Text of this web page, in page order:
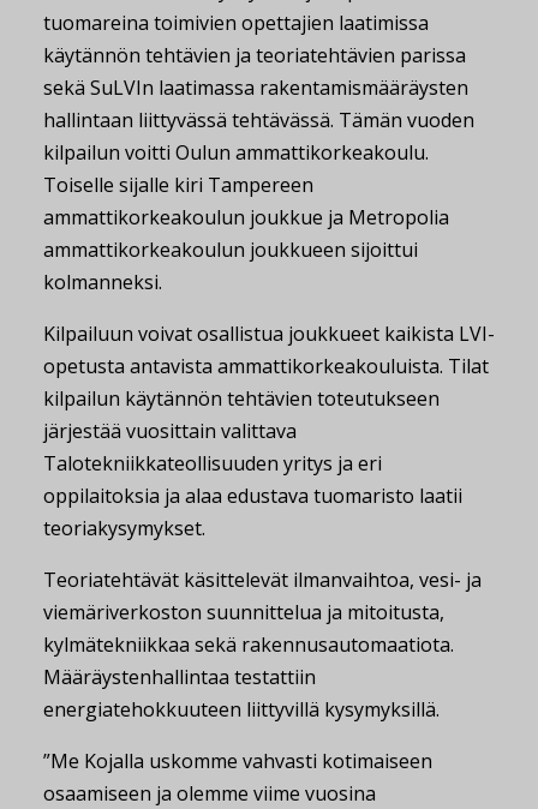
tuomareina toimivien opettajien laatimissa
käytännön tehtävien ja teoriatehtävien parissa
sekä SuLVIn laatimassa rakentamismääräysten
hallintaan liittyvässä tehtävässä. Tämän vuoden
kilpailun voitti Oulun ammattikorkeakoulu.
Toiselle sijalle kiri Tampereen
ammattikorkeakoulun joukkue ja Metropolia
ammattikorkeakoulun joukkueen sijoittui
kolmanneksi.
Kilpailuun voivat osallistua joukkueet kaikista LVI-
opetusta antavista ammattikorkeakouluista. Tilat
kilpailun käytännön tehtävien toteutukseen
järjestää vuosittain valittava
Talotekniikkateollisuuden yritys ja eri
oppilaitoksia ja alaa edustava tuomaristo laatii
teoriakysymykset.
Teoriatehtävät käsittelevät ilmanvaihtoa, vesi- ja
viemäriverkoston suunnittelua ja mitoitusta,
kylmätekniikkaa sekä rakennusautomaatiota.
Määräystenhallintaa testattiin
energiatehokkuuteen liittyvillä kysymyksillä.
”Me Kojalla uskomme vahvasti kotimaiseen
osaamiseen ja olemme viime vuosina